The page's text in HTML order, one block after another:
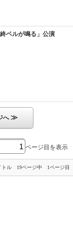
ベルが鳴る」公演
へ≫
ページ目を表示
トル 19ページ中 1ページ目